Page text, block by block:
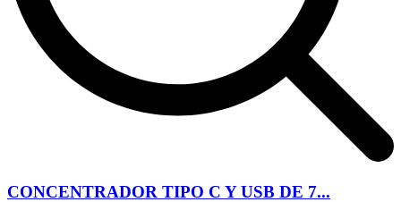
CONCENTRADOR TIPO C Y USB DE 7...